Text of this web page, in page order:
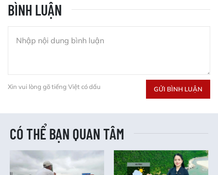
BÌNH LUẬN
Xin vui lòng gõ tiếng Việt có dấu GỬI BÌNH LUẬN
CÓ THỂ BẠN QUAN TÂM